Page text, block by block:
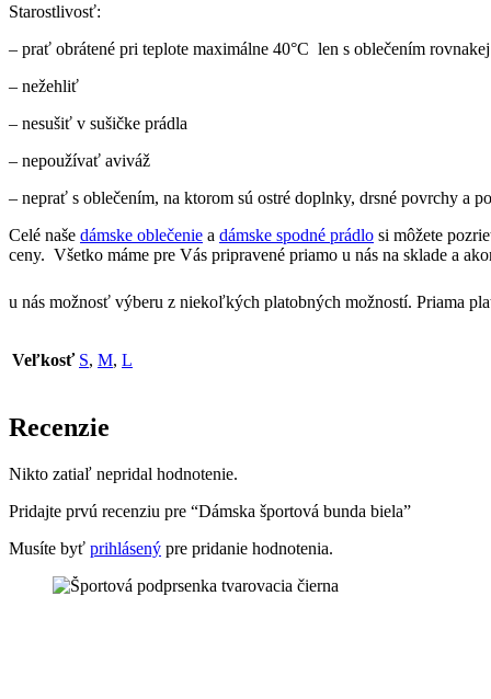
Starostlivosť:
– prať obrátené pri teplote maximálne 40°C len s oblečením
– nežehliť
– nesušiť v sušičke prádla
– nepoužívať aviváž
– neprať s oblečením, na ktorom sú ostré doplnky, drsné povrchy a
Celé naše dámske oblečenie a dámske spodné prádlo si môžete
ceny. Všetko máme pre Vás pripravené priamo u nás na sklade a
u nás možnosť výberu z niekoľkých platobných možností. Priama
Veľkosť S, M, L
Recenzie
Nikto zatiaľ nepridal hodnotenie.
Pridajte prvú recenziu pre “Dámska športová bunda biela”
Musíte byť prihlásený pre pridanie hodnotenia.